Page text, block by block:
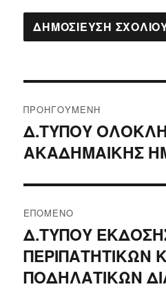
άρθρων
ΠΡΟΗΓΟΎΜΕΝΗ
Προηγούμενο
άρθρο:
Δ.ΤΥΠΟΥ
ΑΚΑΔΗΜΑΙΚΗΣ
ΕΠΌΜΕΝΟ
Επόμενο
άρθρο:
Δ.ΤΥΠΟΥ
ΠΕΡΙΠΑΤΗΤΙΚΩΝ
ΠΟΔΗΛΑΤΙΚΩΝ